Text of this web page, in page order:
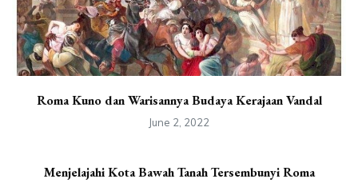
Roma Kuno dan Warisannya Budaya Kerajaan Vandal
June 2, 2022
Menjelajahi Kota Bawah Tanah Tersembunyi Roma